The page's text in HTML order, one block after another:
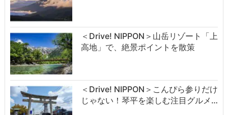
＜Drive! NIPPON＞山岳リゾート「上
高地」で、絶景ポイントを散策
＜Drive! NIPPON＞こんぴら参りだけ
じゃない！琴平を楽しむ注目グルメ…